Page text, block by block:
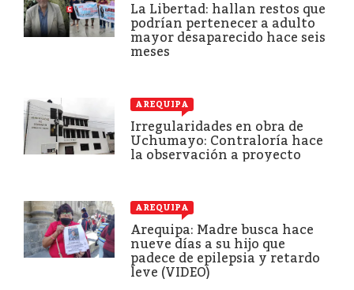
La Libertad: hallan restos que
podrían pertenecer a adulto
mayor desaparecido hace seis
meses
AREQUIPA
Irregularidades en obra de
Uchumayo: Contraloría hace
la observación a proyecto
AREQUIPA
Arequipa: Madre busca hace
nueve días a su hijo que
padece de epilepsia y retardo
leve (VIDEO)